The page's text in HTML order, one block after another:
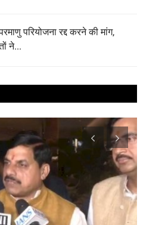
परियोजना रद्द करने की मांग,
ने...